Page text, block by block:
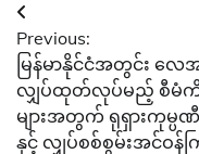
Post
navigation
Previous:
မြန်မာနိုင်ငံအတွင်း လေအ
လျှပ်ထုတ်လုပ်မည့် စီမံကိ
များအတွက် ရုရှားကုမ္ပဏီ
နှင့် လျှပ်စစ်စွမ်းအင်ဝန်က